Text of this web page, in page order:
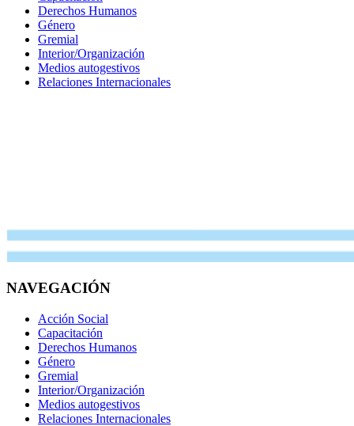
Derechos Humanos
Género
Gremial
Interior/Organización
Medios autogestivos
Relaciones Internacionales
NAVEGACIÓN
Acción Social
Capacitación
Derechos Humanos
Género
Gremial
Interior/Organización
Medios autogestivos
Relaciones Internacionales